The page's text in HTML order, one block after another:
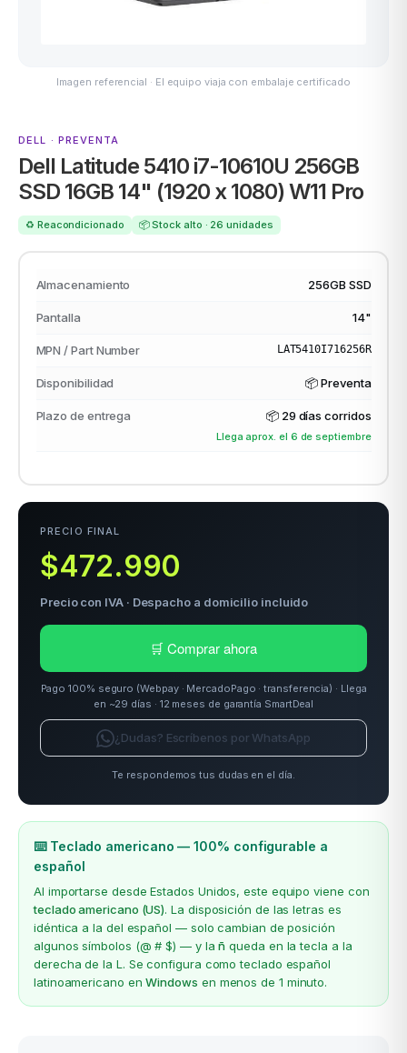
Imagen referencial · El equipo viaja con embalaje certificado
DELL · PREVENTA
Dell Latitude 5410 i7-10610U 256GB
SSD 16GB 14" (1920 x 1080) W11 Pro
♻️ Reacondicionado 📦 Stock alto · 26 unidades
Almacenamiento 256GB SSD
Pantalla 14"
MPN / Part Number LAT5410I716256R
Disponibilidad 📦 Preventa
Plazo de entrega 📦 29 días corridos
Llega aprox. el 6 de septiembre
PRECIO FINAL
$472.990
Precio con IVA · Despacho a domicilio incluido
🛒 Comprar ahora
Pago 100% seguro (Webpay · MercadoPago · transferencia) · Llega
en ~29 días · 12 meses de garantía SmartDeal
¿Dudas? Escríbenos por WhatsApp
Te respondemos tus dudas en el día.
⌨️ Teclado americano — 100% configurable a
español
Al importarse desde Estados Unidos, este equipo viene con
teclado americano (US). La disposición de las letras es
idéntica a la del español — solo cambian de posición
algunos símbolos (@ # $) — y lañ queda en la tecla a la
derecha de la L. Se configura como teclado español
latinoamericano enWindows en menos de 1 minuto.